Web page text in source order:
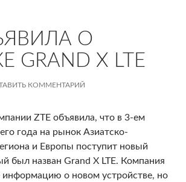
О
GRAND X LTE
КОММЕНТАРИЙ
ZTE объявила, что в 3-ем
года на рынок Азиатско-
и Европы поступит новый
был назван Grand X LTE. Компания
информацию о новом устройстве, но